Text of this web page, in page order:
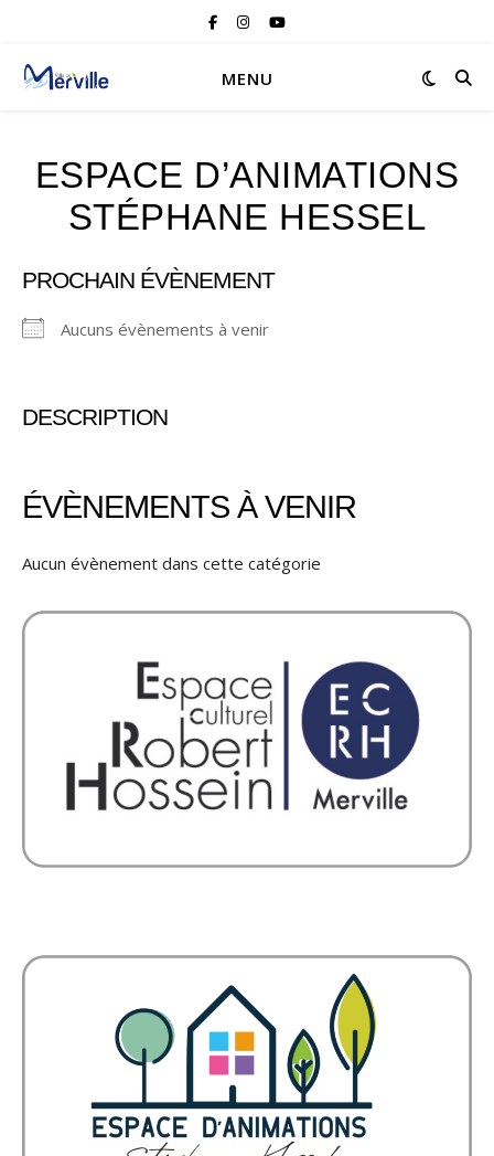
MENU
ESPACE D’ANIMATIONS
STÉPHANE HESSEL
PROCHAIN ÉVÈNEMENT
Aucuns évènements à venir
DESCRIPTION
ÉVÈNEMENTS À VENIR
Aucun évènement dans cette catégorie